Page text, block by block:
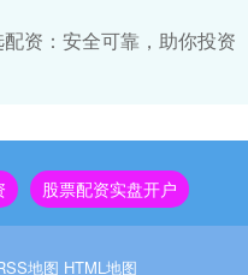
资：安全可靠，助你投资
股票配资实盘开户
地图 HTML地图